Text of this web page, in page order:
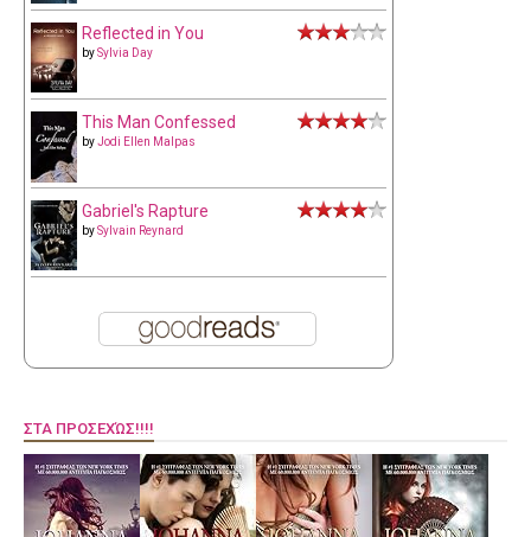
Reflected in You
bySylvia Day
This Man Confessed
byJodi Ellen Malpas
Gabriel's Rapture
bySylvain Reynard
ΣΤΑ ΠΡΟΣΕΧΏΣ!!!!